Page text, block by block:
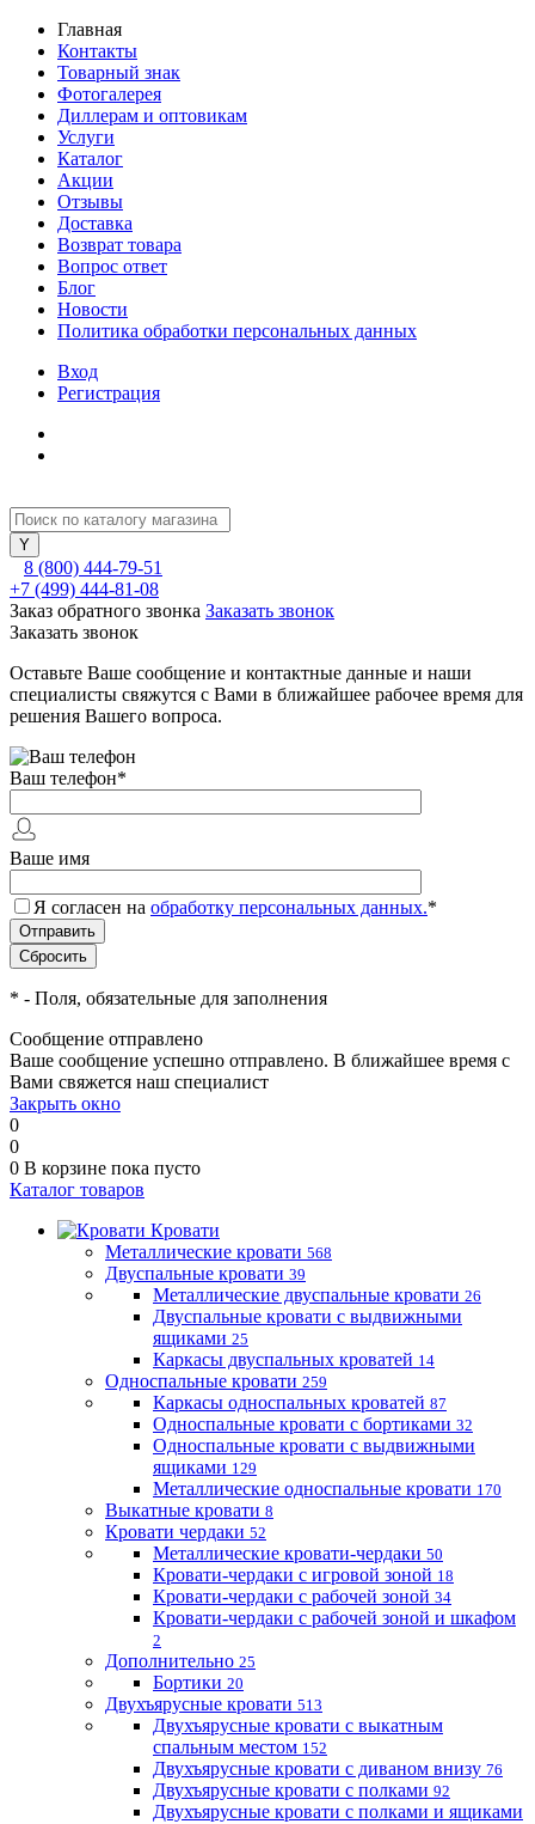
Главная
Контакты
Товарный знак
Фотогалерея
Диллерам и оптовикам
Услуги
Каталог
Акции
Отзывы
Доставка
Возврат товара
Вопрос ответ
Блог
Новости
Политика обработки персональных данных
Вход
Регистрация
8 (800) 444-79-51
+7 (499) 444-81-08
Заказ обратного звонка Заказать звонок
Заказать звонок
Оставьте Ваше сообщение и контактные данные и наши
специалисты свяжутся с Вами в ближайшее рабочее время для
решения Вашего вопроса.
Ваш телефон*
Ваше имя
Я согласен на обработку персональных данных.*
* - Поля, обязательные для заполнения
Сообщение отправлено
Ваше сообщение успешно отправлено. В ближайшее время с
Вами свяжется наш специалист
Закрыть окно
0
0
0 В корзине пока пусто
Каталог товаров
Кровати
Металлические кровати 568
Двуспальные кровати 39
Металлические двуспальные кровати 26
Двуспальные кровати с выдвижными
ящиками 25
Каркасы двуспальных кроватей 14
Односпальные кровати 259
Каркасы односпальных кроватей 87
Односпальные кровати с бортиками 32
Односпальные кровати с выдвижными
ящиками 129
Металлические односпальные кровати 170
Выкатные кровати 8
Кровати чердаки 52
Металлические кровати-чердаки 50
Кровати-чердаки с игровой зоной 18
Кровати-чердаки с рабочей зоной 34
Кровати-чердаки с рабочей зоной и шкафом
2
Дополнительно 25
Бортики 20
Двухъярусные кровати 513
Двухъярусные кровати с выкатным
спальным местом 152
Двухъярусные кровати с диваном внизу 76
Двухъярусные кровати с полками 92
Двухъярусные кровати с полками и ящиками